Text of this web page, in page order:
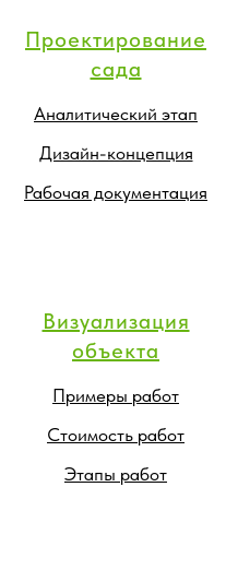
Проектирование
сада
Аналитический этап
Дизайн-концепция
Рабочая документация
Визуализация
объекта
Примеры работ
Стоимость работ
Этапы работ